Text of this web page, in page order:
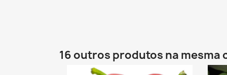
16 outros produtos na mesma